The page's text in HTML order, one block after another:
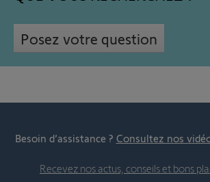
Posez votre question
Besoin d’assistance ? Consultez nos
Recevez nos actus, conseils et bons